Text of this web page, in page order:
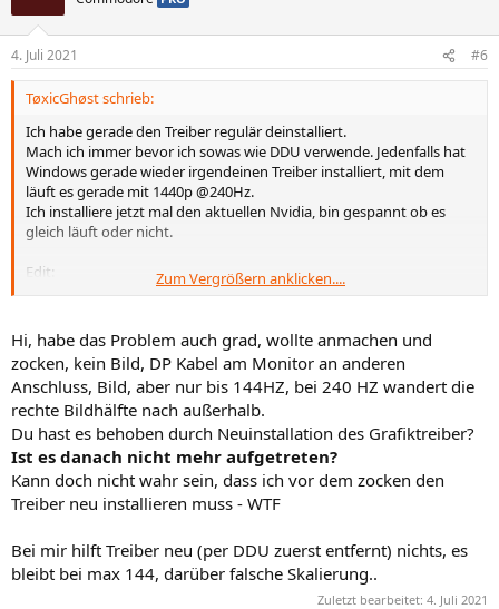
t
v
e
S
t
i
m
m
e
t
v
S
t
i
m
e
n
4. Juli 2021 #6
TøxicGhøst schrieb:
Ich habe gerade den Treiber regulär deinstalliert.
Mach ich immer bevor ich sowas wie DDU verwende. Jedenfalls hat
Windows gerade wieder irgendeinen Treiber installiert, mit dem
läuft es gerade mit 1440p @240Hz.
Ich installiere jetzt mal den aktuellen Nvidia, bin gespannt ob es
gleich läuft oder nicht.
Edit:
Treiber ist drauf, PC neugestartet - es läuft.
Da hätte ich jetzt gar nicht dran gedacht, da ja alles funktionierte bis
auf die 240Hz bei 1440p.
Zum Vergrößern anklicken....
Hi, habe das Problem auch grad, wollte anmachen und
zocken, kein Bild, DP Kabel am Monitor an anderen
Anschluss, Bild, aber nur bis 144HZ, bei 240 HZ wandert die
rechte Bildhälfte nach außerhalb.
Du hast es behoben durch Neuinstallation des Grafiktreiber?
Ist es danach nicht mehr aufgetreten?
Kann doch nicht wahr sein, dass ich vor dem zocken den
Treiber neu installieren muss - WTF
Bei mir hilft Treiber neu (per DDU zuerst entfernt) nichts, es
bleibt bei max 144, darüber falsche Skalierung..
Zuletzt bearbeitet: 4. Juli 2021